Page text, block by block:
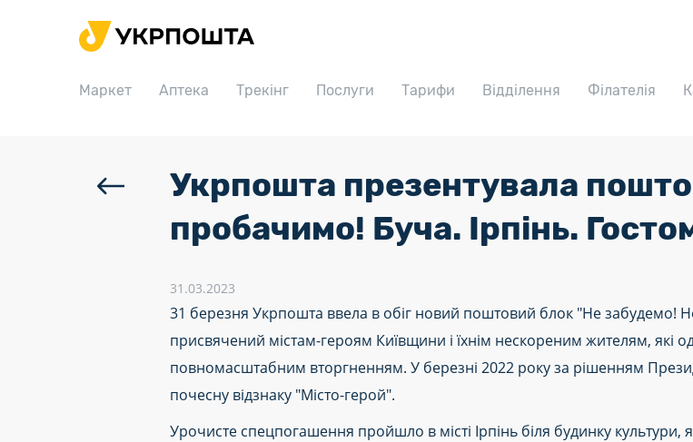
Маркет Аптека Трекінг Послуги Тарифи Відділення Філателія
Головна
Аптека
Укрпошта презентувала
пробачимо! Буча. Ірпінь.
31.03.2023
31 березня Укрпошта ввела в обіг новий поштовий блок "Не забудемо!
присвячений містам-героям Київщини і їхнім нескореним жителям, які
повномасштабним вторгненням. У березні 2022 року за рішенням
почесну відзнаку "Місто-герой".
Урочисте спецпогашення пройшло в місті Ірпінь біля будинку